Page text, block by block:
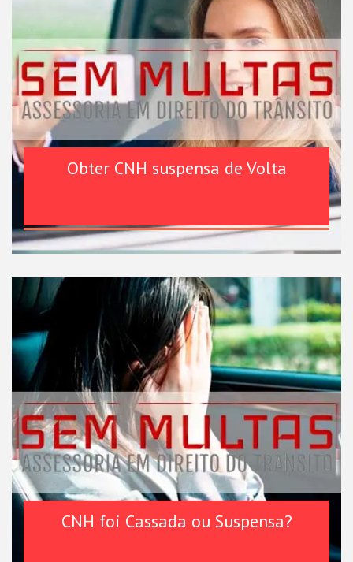
Obter CNH suspensa de Volta
CNH foi Cassada ou Suspensa?